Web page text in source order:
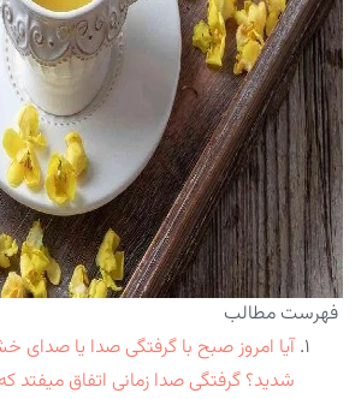
فهرست مطالب
آیا امروز صبح با گرفتگی صدا یا صدای
شدید؟ گرفتگی صدا زمانی اتفاق میفتد